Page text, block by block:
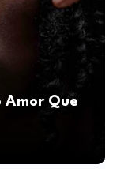
Amor Que